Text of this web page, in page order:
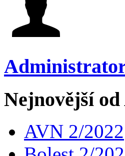
Nejnovější
AVN 2/2022